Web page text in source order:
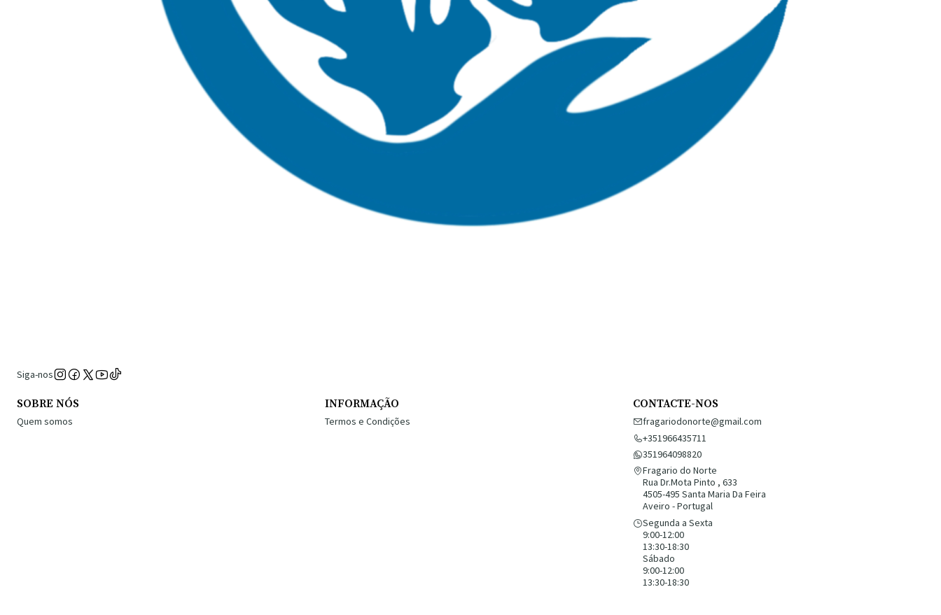
Siga-nos
SOBRE NÓS
Quem somos
INFORMAÇÃO
Termos e Condições
CONTACTE-NOS
fragariodonorte@gmail.com
+351966435711
351964098820
Fragario do Norte
Rua Dr.Mota Pinto , 633
4505-495 Santa Maria Da Feira
Aveiro - Portugal
Segunda a Sexta
9:00-12:00
13:30-18:30
Sábado
9:00-12:00
13:30-18:30